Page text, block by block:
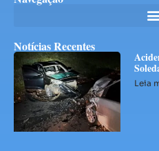
Notícias Recentes
Leia